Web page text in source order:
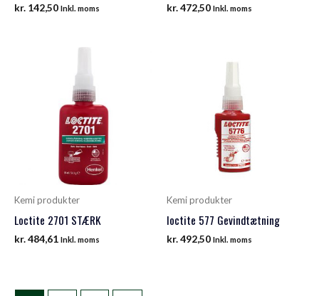
kr. 142,50 Inkl. moms kr.472,50 Inkl. moms
Kemi produkter
Loctite 2701 STÆRK
kr.484,61 Inkl. moms
Kemi produkter
loctite 577 Gevindtætning
kr.492,50 Inkl. moms